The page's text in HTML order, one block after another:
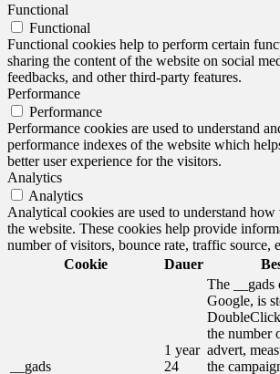
Functional
Functional
Functional cookies help to perform certain
sharing the content of the website on social
feedbacks, and other third-party features.
Performance
Performance
Performance cookies are used to understand
performance indexes of the website which
better user experience for the visitors.
Analytics
Analytics
Analytical cookies are used to understand
the website. These cookies help provide
number of visitors, bounce rate, traffic source,
Cookie
Dauer
__gads
1 year
24
The __gads
Google, is
the number
advert,
the